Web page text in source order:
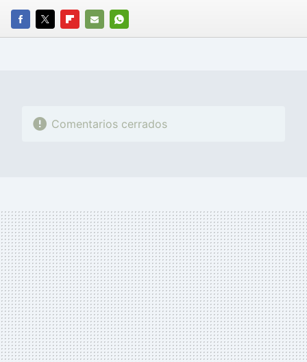
FACEBOOK
TWITTERFLIPBOARD
E-
WHATSAPP
Comentarios cerrados